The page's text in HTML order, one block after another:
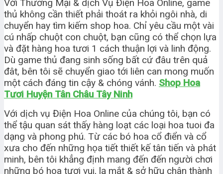
Với Thương Mại & dịch Vụ Điện Hoa Online, game
thủ không cần thiết phải thoát ra khỏi ngôi nhà, di
chuyển hay tìm kiếm shop hoa. Chỉ yêu cầu một vài
cú nhấp chuột con chuột, bạn cũng có thể chọn lựa
và đặt hàng hoa tươi 1 cách thuận lợi và linh động.
Dù game thủ đang sinh sống bất cứ đâu trên quả
đât, bên tôi sẽ chuyển giao tới liên can mong muốn
một cách đáng tin cậy & chóng vánh. Shop Hoa
Tươi Huyện Tân Châu Tây Ninh
Với dịch vụ Điện Hoa Online của chúng tôi, bạn có
thể tậu quan sát thấy hàng loạt các loại hoa tuoi đa
dạng và phong phú. Từ các bó hoa cổ điển và cổ
xưa cho đến những họa tiết thiết kế tân tiến và phát
minh, bên tôi khẳng định mang đến đến người chơi
những bó hoa tươi vui, lạ mắt & sở hữu chân thành